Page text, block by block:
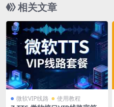
相关文章
微软VIP线路 使用教程